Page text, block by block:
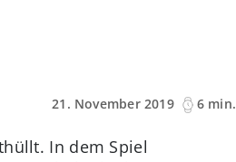
21. November 2019
6 min.
In dem Spiel